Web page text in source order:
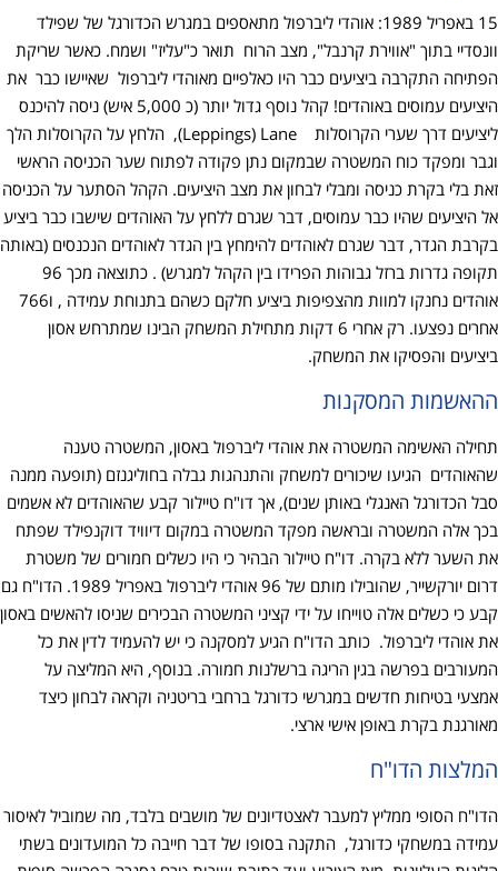
15 באפריל 1989: אוהדי ליברפול מתאספים במגרש הכדורגל של שפילד
וונסדיי בתוך "אווירת קרנבל", מצב הרוח תואר כ"עליז" ושמח. כאשר שריקת
הפתיחה התקרבה ביציעים כבר היו כאלפיים מאוהדי ליברפול שאיישו כבר את
היציעים עמוסים באוהדים! קהל נוסף גדול יותר (כ 5,000 איש) ניסה להיכנס
ליציעים דרך שערי הקרוסלות Leppings) Lane), הלחץ על הקרוסלות הלך
וגבר ומפקד כוח המשטרה שבמקום נתן פקודה לפתוח שער הכניסה הראשי
זאת בלי בקרת כניסה ומבלי לבחון את מצב היציעים. הקהל הסתער על הכניסה
אל היציעים שהיו כבר עמוסים, דבר שגרם ללחץ על האוהדים שישבו כבר ביציע
בקרבת הגדר, דבר שגרם לאוהדים להימחץ בין הגדר לאוהדים הנכנסים (באותה
תקופה גדרות ברזל גבוהות הפרידו בין הקהל למגרש) . כתוצאה מכך 96
אוהדים נחנקו למוות מהצפיפות ביציע חלקם כשהם בתנוחת עמידה , ו766
אחרים נפצעו. רק אחרי 6 דקות מתחילת המשחק הבינו שמתרחש אסון
ביציעים והפסיקו את המשחק.
ההאשמות המסקנות
תחילה האשימה המשטרה את אוהדי ליברפול באסון, המשטרה טענה
שהאוהדים הגיעו שיכורים למשחק והתנהגות גבלה בחוליגנזם (תופעה ממנה
סבל הכדורגל האנגלי באותן שנים), אך דו"ח טיילור קבע שהאוהדים לא אשמים
בכך אלה המשטרה ובראשה מפקד המשטרה במקום דיוויד דוקנפילד שפתח
את השער ללא בקרה. דו"ח טיילור הבהיר כי היו כשלים חמורים של משטרת
דרום יורקשייר, שהובילו מותם של 96 אוהדי ליברפול באפריל 1989. הדו"ח גם
קבע כי כשלים אלה טוייחו על ידי קציני המשטרה הבכירים שניסו להאשים באסון
את אוהדי ליברפול. כותב הדו"ח הגיע למסקנה כי יש להעמיד לדין את כל
המעורבים בפרשה בגין הריגה ברשלנות חמורה. בנוסף, היא המליצה על
אמצעי בטיחות חדשים במגרשי כדורגל ברחבי בריטניה וקראה לבחון כיצד
מאורגנת בקרת באופן אישי ארצי.
המלצות הדו"ח
הדו"ח הסופי ממליץ למעבר לאצטדיונים של מושבים בלבד, מה שמוביל לאיסור
עמידה במשחקי כדורגל, התקנה בסופו של דבר חייבה כל המועדונים בשתי